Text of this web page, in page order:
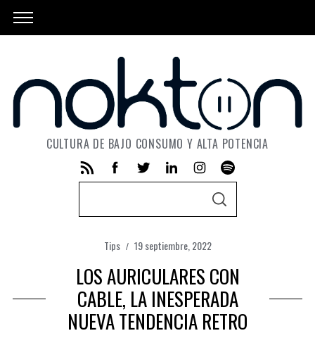
CULTURA DE BAJO CONSUMO Y ALTA POTENCIA
c
h
f
o
S
Tips 19 septiembre, 2022
LOS AURICULARES CON
CABLE, LA INESPERADA
NUEVA TENDENCIA RETRO